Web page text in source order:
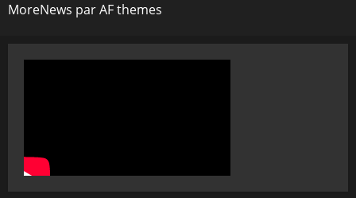
MoreNews par AF themes